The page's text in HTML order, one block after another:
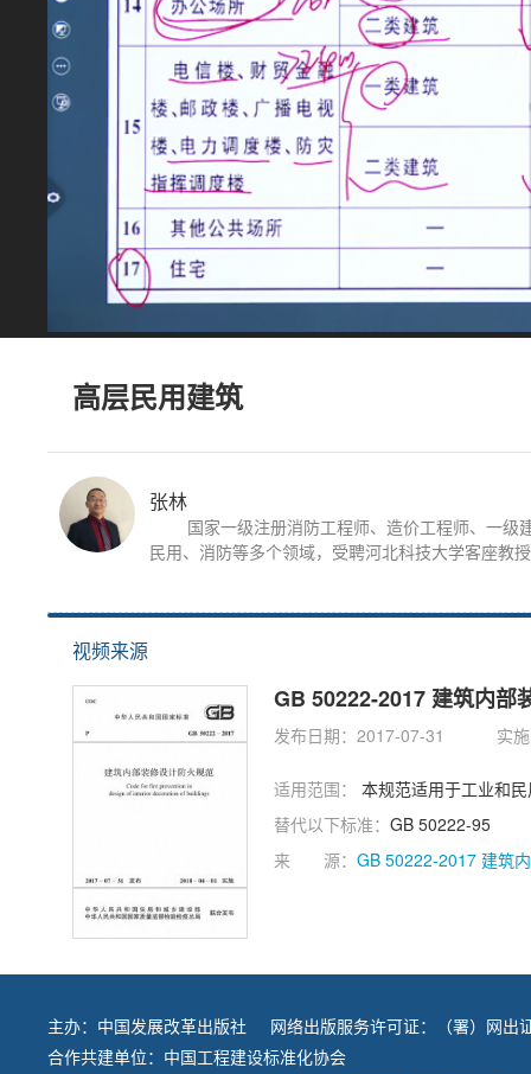
高层民用建筑
张林
国家一级注册消防工程师、造价工程师、一
民用、消防等多个领域，受聘河北科技大学客座教
视频来源
GB 50222-2017 建筑内部
发布日期：2017-07-31 实
适用范围：
本规范适用于工业和
替代以下标准： GB 50222-95
来 源： GB 50222-2017 建筑
主办： 中国发展改革出版社
网络出版服务许可证：（署）网出
合作共建单位： 中国工程建设标准化协会